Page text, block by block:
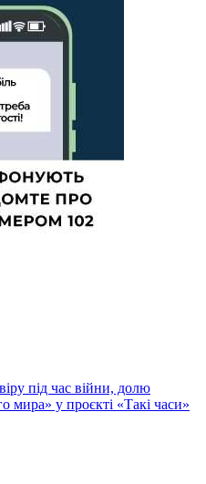
під час війни, долю
мира» у проєкті «Такі часи»